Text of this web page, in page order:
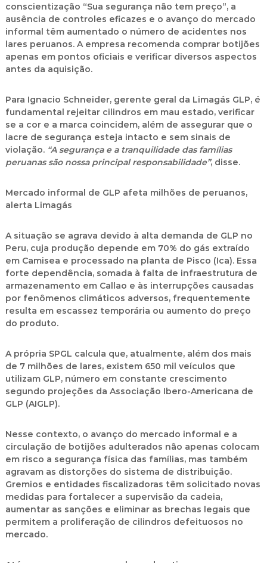
conscientização “Sua segurança não tem preço”, a
ausência de controles eficazes e o avanço do mercado
informal têm aumentado o número de acidentes nos
lares peruanos. A empresa recomenda comprar botijões
apenas em pontos oficiais e verificar diversos aspectos
antes da aquisição.
Para Ignacio Schneider, gerente geral da Limagás GLP, é
fundamental rejeitar cilindros em mau estado, verificar
se a cor e a marca coincidem, além de assegurar que o
lacre de segurança esteja intacto e sem sinais de
violação. “A segurança e a tranquilidade das famílias
peruanas são nossa principal responsabilidade”, disse.
Mercado informal de GLP afeta milhões de peruanos,
alerta Limagás
A situação se agrava devido à alta demanda de GLP no
Peru, cuja produção depende em 70% do gás extraído
em Camisea e processado na planta de Pisco (Ica). Essa
forte dependência, somada à falta de infraestrutura de
armazenamento em Callao e às interrupções causadas
por fenômenos climáticos adversos, frequentemente
resulta em escassez temporária ou aumento do preço
do produto.
A própria SPGL calcula que, atualmente, além dos mais
de 7 milhões de lares, existem 650 mil veículos que
utilizam GLP, número em constante crescimento
segundo projeções da Associação Ibero-Americana de
GLP (AIGLP).
Nesse contexto, o avanço do mercado informal e a
circulação de botijões adulterados não apenas colocam
em risco a segurança física das famílias, mas também
agravam as distorções do sistema de distribuição.
Gremios e entidades fiscalizadoras têm solicitado novas
medidas para fortalecer a supervisão da cadeia,
aumentar as sanções e eliminar as brechas legais que
permitem a proliferação de cilindros defeituosos no
mercado.